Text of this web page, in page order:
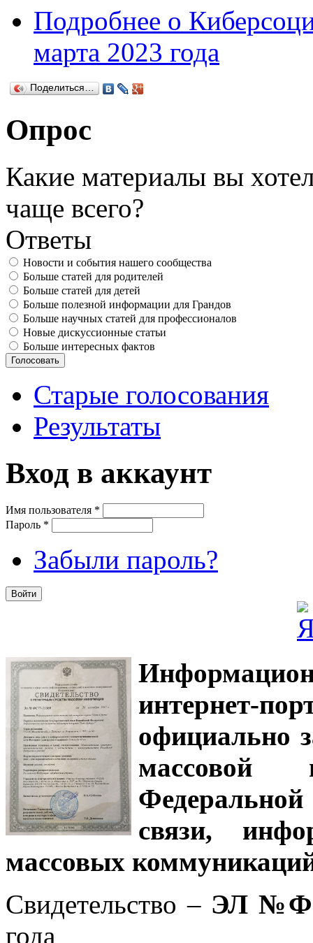
Подробнее о
марта 2023 года
Поделиться…
Опрос
Какие материалы вы
чаще всего?
Ответы
Новости и события нашего сообщества
Больше статей для родителей
Больше статей для детей
Больше полезной информации для Грандов
Больше научных статей для профессионалов
Новые дискуссионные статьи
Больше интересных фактов
Старые голосования
Результаты
Вход в аккаунт
Имя пользователя *
Пароль *
Забыли пароль?
интернет-
официально
связи,
массовых
Свидетельство – ЭЛ
года